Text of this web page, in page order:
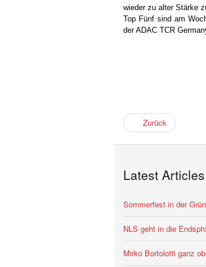
wieder zu alter Stärke
Top Fünf sind am
der ADAC TCR
Zurück
Latest Articles
Sommerfest in der
NLS geht in die
Mirko Bortolotti ganz